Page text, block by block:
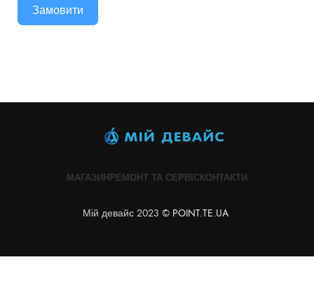
Замовити
МАГАЗИНРЕМОНТ ТА СЕРВІСКОНТАКТИ
Мій девайс 2023 © POINT.TE.UA